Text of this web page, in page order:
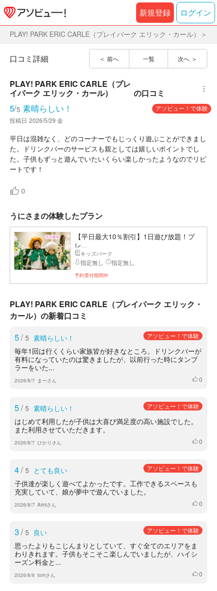
新規登録 ログイン
PLAY! PARK ERIC CARLE（プレイパーク エリック・カール）
前へ 一覧 次へ
口コミ詳細
PLAY! PARK ERIC CARLE（プレ
イパーク エリック・カール）
の口コミ ︙
5/5 素晴らしい！
アソビュー！で体験
投稿日 2026/5/29 金
平日は混雑なく、どのコーナーでもじっくり遊ぶことができまし
た。ドリンクバーのサービスも親としては嬉しいポイントでし
た。子供もずっと遊んでいたいくらい楽しかったようなのでリピ
ートです！
0
うにさまの体験したプラン
【平日最大10％割引】1日遊び放題！プ
レ...
キッズパーク
指定無し 指定無し
予約受付期間外
PLAY! PARK ERIC CARLE（プレイパーク エリック・
カール）の新着口コミ
5/ 5 素晴らしい！ アソビュー！で体験
毎年1回は行くくらい家族皆が好きなところ。ドリンクバーが
有料になっていたのは驚きましたが、以前行った時にタンブ
ラーをいた...
2026/8/7 まーさん いいね
0
5/ 5 素晴らしい！ アソビュー！で体験
はじめて利用したが子供は大喜び満足度の高い施設でした。
また利用させていただきます。
2026/8/7 ひかりさん いいね
0
4/ 5 とても良い アソビュー！で体験
子供達が楽しく遊べてよかったです。工作できるスペースも
充実していて、娘が夢中で遊んでいました。
2026/8/7 Aimiさん いいね
0
3/ 5 良い アソビュー！で体験
思ったよりもこじんまりとしていて、すぐ全てのエリアをま
わりきれます。子供もそこそこ楽しんでいましたが、ハイシ
ーズン料金と...
2026/8/6 tomさん いいね
0